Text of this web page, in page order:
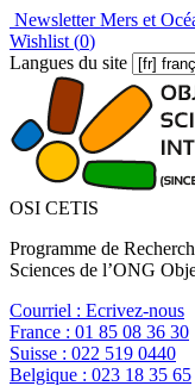
Newsletter Mers et
Wishlist (0)
Langues du site
OSI CETIS
Programme de
Sciences de l’ONG
Courriel : Ecrivez-nous
France : 01 85 08 36 30
Suisse : 022 519 0440
Belgique : 023 18 35 65